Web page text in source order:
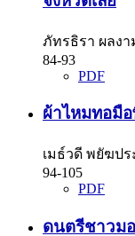
ภัทรธิรา ผลงา
84-93
PDF
ผ้าไหมทอมื
เมธ์วดี พยัฆป
94-105
PDF
ดนตรีชาวม